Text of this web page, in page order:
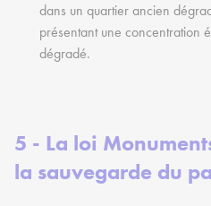
dans un quartier ancien
présentant une concentration
dégradé.
5 - La loi
la sauvegarde du